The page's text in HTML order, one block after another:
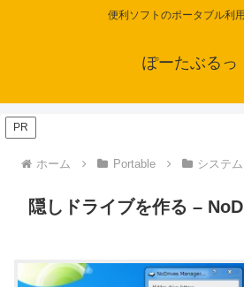
便利ソフトのポータブル利
ぽーたぶるっ
PR
ホーム Portable システ
隠しドライブを作る –